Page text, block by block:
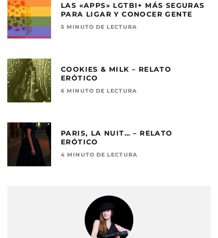
LAS «APPS» LGTBI+ MÁS SEGURAS
PARA LIGAR Y CONOCER GENTE
5 MINUTO DE LECTURA
COOKIES & MILK – RELATO
ERÓTICO
6 MINUTO DE LECTURA
PARIS, LA NUIT… – RELATO
ERÓTICO
4 MINUTO DE LECTURA